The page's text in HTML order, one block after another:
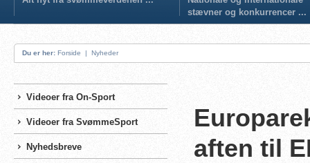
stævner og konkurrencer ...
Du er her: Forside | Nyheder
Videoer fra On-Sport
Videoer fra SvømmeSport
Nyhedsbreve
aften til